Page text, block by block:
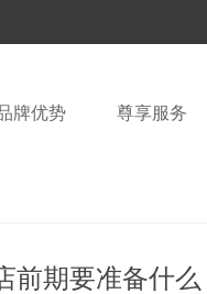
牌优势 尊享服务
前期要准备什么